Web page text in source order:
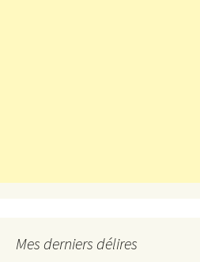
Mes derniers délires